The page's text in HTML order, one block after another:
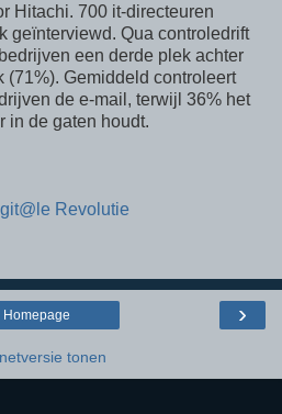
Hitachi. 700 it-directeuren
geïnterviewd. Qua controledrift
een derde plek achter
(71%). Gemiddeld controleert
de e-mail, terwijl 36% het
in de gaten houdt.
Revolutie
›
Homepage
tonen